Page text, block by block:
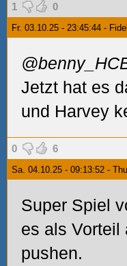
1 0
Fr. 03.10.25 - 23:45:44 -
Jetzt hat es
und Harvey
0 6
Sa. 04.10.25 - 09:13:52 -
Super Spiel
es als Vorteil
pushen.